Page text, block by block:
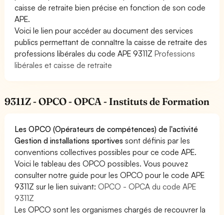
caisse de retraite bien précise en fonction de son code
APE.
Voici le lien pour accéder au document des services
publics permettant de connaître la caisse de retraite des
professions libérales du code APE 9311ZProfessions
libérales et caisse de retraite
9311Z - OPCO - OPCA - Instituts de Formation
Les OPCO (Opérateurs de compétences) de l'activité
Gestion d installations sportives sont définis par les
conventions collectives possibles pour ce code APE.
Voici le tableau des OPCO possibles. Vous pouvez
consulter notre guide pour les OPCO pour le code APE
9311Z sur le lien suivant: OPCO - OPCA du code APE
9311Z
Les OPCO sont les organismes chargés de recouvrer la